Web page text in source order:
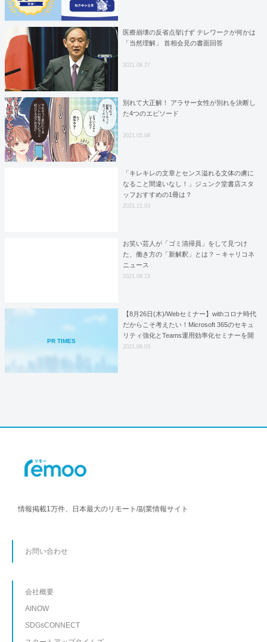
医療崩壊の反省点挙げず テレワークが何かは
「当然理解」 首相会見の書面回答
2021.08.27
別れて大正解！ アラサー女性が別れを決断し
た4つのエピソード
2021.05.06
「キレキレの文章とセンス溢れる文体の虜に
なること間違いなし！」ジュンク堂書店スタ
ッフおすすめの1冊は？
2021.11.03
お笑い芸人が「ゴミ清掃員」をして見つけ
た、働き方の「新解釈」とは？ – キャリコネ
ニュース
2021.08.15
PR TIMES
【8月26日(木)/Webセミナー】withコロナ時代
だからこそ考えたい！Microsoft 365のセキュ
リティ強化とTeams運用効率化セミナーを開
催いたします
2021.08.03
情報掲載1万件、日本最大のリモート/副業情報サイト
お問い合わせ
会社概要
AINOW
SDGsCONNECT